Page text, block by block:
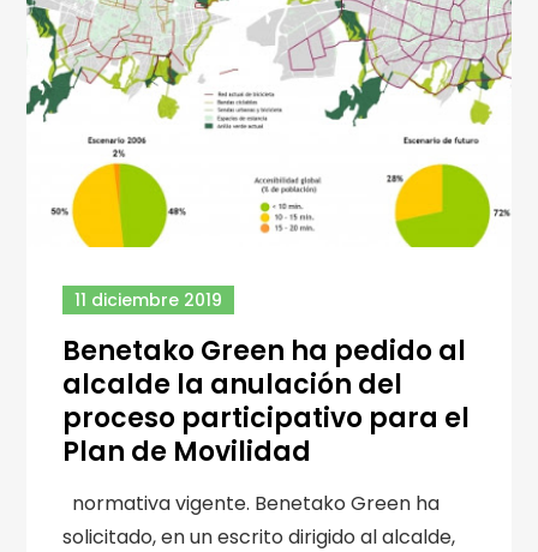
11 diciembre 2019
Benetako Green ha pedido al
alcalde la anulación del
proceso participativo para el
Plan de Movilidad
normativa vigente. Benetako Green ha
solicitado, en un escrito dirigido al alcalde,